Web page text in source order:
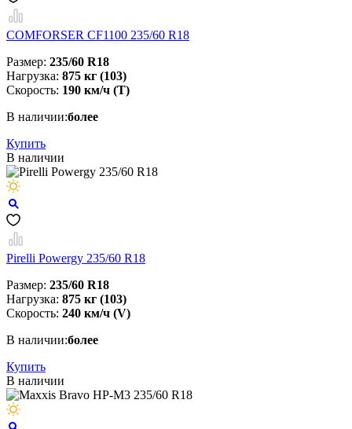
COMFORSER CF1100 235/60 R18
Размер: 235/60 R18
Нагрузка: 875 кг (103)
Скорость: 190 км/ч (T)
В наличии:более
Купить
В наличии
Pirelli Powergy 235/60 R18
Размер: 235/60 R18
Нагрузка: 875 кг (103)
Скорость: 240 км/ч (V)
В наличии:более
Купить
В наличии